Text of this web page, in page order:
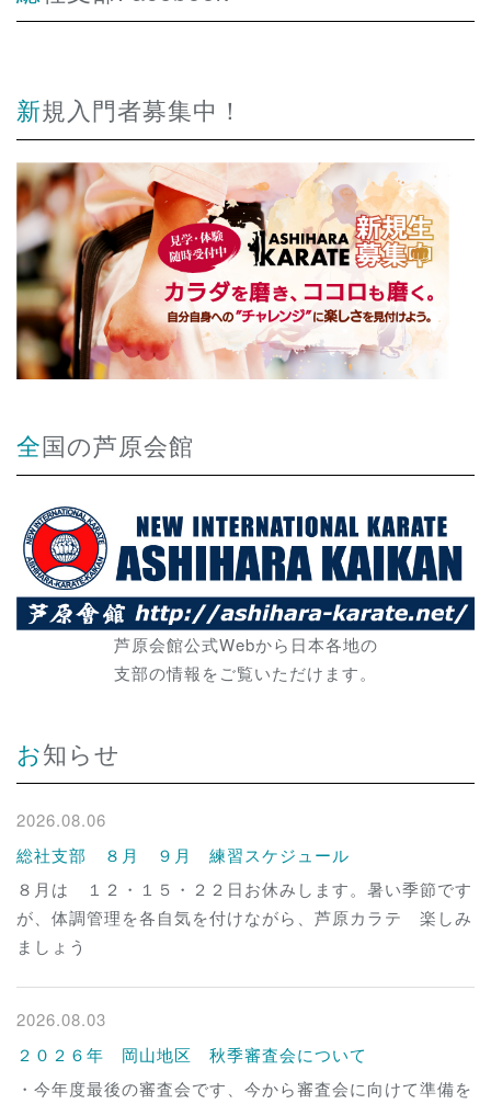
新規入門者募集中！
全国の芦原会館
芦原会館公式Webから日本各地の
支部の情報をご覧いただけます。
お知らせ
2026.08.06
総社支部 ８月 ９月 練習スケジュール
８月は １２・１５・２２日お休みします。暑い季節です
が、体調管理を各自気を付けながら、芦原カラテ 楽しみ
ましょう
2026.08.03
２０２６年 岡山地区 秋季審査会について
・今年度最後の審査会です、今から審査会に向けて準備を